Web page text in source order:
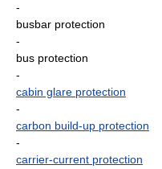
-
busbar protection
-
bus protection
-
cabin glare protection
-
carbon build-up protection
-
carrier-current protection